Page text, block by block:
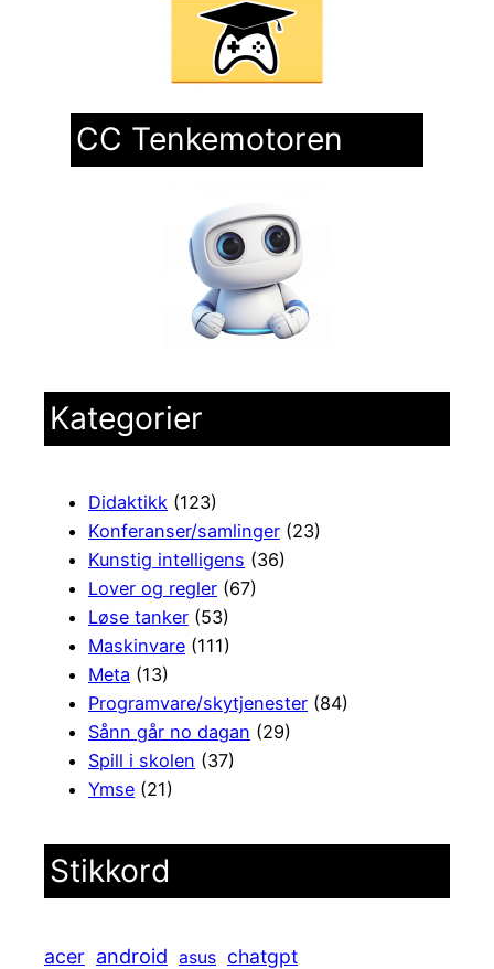
CC Tenkemotoren
Kategorier
Didaktikk (123)
Konferanser/samlinger (23)
Kunstig intelligens (36)
Lover og regler (67)
Løse tanker (53)
Maskinvare (111)
Meta (13)
Programvare/skytjenester (84)
Sånn går no dagan (29)
Spill i skolen (37)
Ymse (21)
Stikkord
acer android asus chatgpt